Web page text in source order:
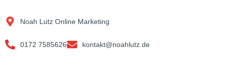
Inhalt
springen
Noah Lutz Online Marketing
0172 7585626 kontakt@noahlutz.de